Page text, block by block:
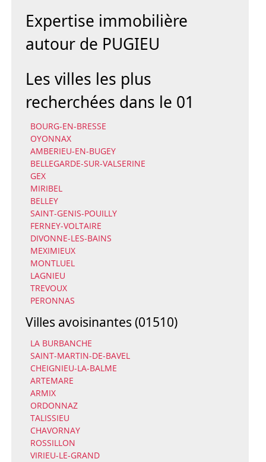
Expertise immobilière
autour de PUGIEU
Les villes les plus
recherchées dans le 01
BOURG-EN-BRESSE
OYONNAX
AMBERIEU-EN-BUGEY
BELLEGARDE-SUR-VALSERINE
GEX
MIRIBEL
BELLEY
SAINT-GENIS-POUILLY
FERNEY-VOLTAIRE
DIVONNE-LES-BAINS
MEXIMIEUX
MONTLUEL
LAGNIEU
TREVOUX
PERONNAS
Villes avoisinantes (01510)
LA BURBANCHE
SAINT-MARTIN-DE-BAVEL
CHEIGNIEU-LA-BALME
ARTEMARE
ARMIX
ORDONNAZ
TALISSIEU
CHAVORNAY
ROSSILLON
VIRIEU-LE-GRAND